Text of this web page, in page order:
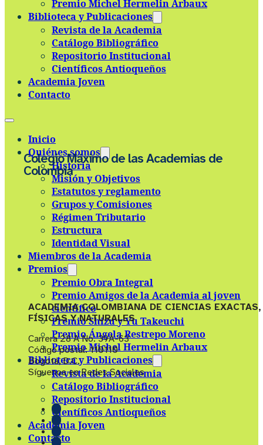
Skip to main contentSkip to footer
Premio Michel Hermelin Arbaux
Biblioteca y Publicaciones
Revista de la Academia
Catálogo Bibliográfico
Repositorio Institucional
Científicos Antioqueños
Academia Joven
Contacto
Inicio
Quiénes somos
Historia
Misión y Objetivos
Estatutos y reglamento
Grupos y Comisiones
Régimen Tributario
Estructura
Identidad Visual
Miembros de la Academia
Premios
Premio Obra Integral
Premio Amigos de la Academia al joven
científico
Premio Shizu y Yu Takeuchi
Premio Ángela Restrepo Moreno
Premio Michel Hermelin Arbaux
Biblioteca y Publicaciones
Revista de la Academia
Catálogo Bibliográfico
Repositorio Institucional
Científicos Antioqueños
Academia Joven
Contacto
Colegio Máximo de las Academias de
Colombia
ACADEMIA COLOMBIANA DE CIENCIAS EXACTAS,
FÍSICAS Y NATURALES
Carrera 28 A No. 39A-63
Código postal: 110110
Bogotá, D.C.
Síguenos en Redes Sociales